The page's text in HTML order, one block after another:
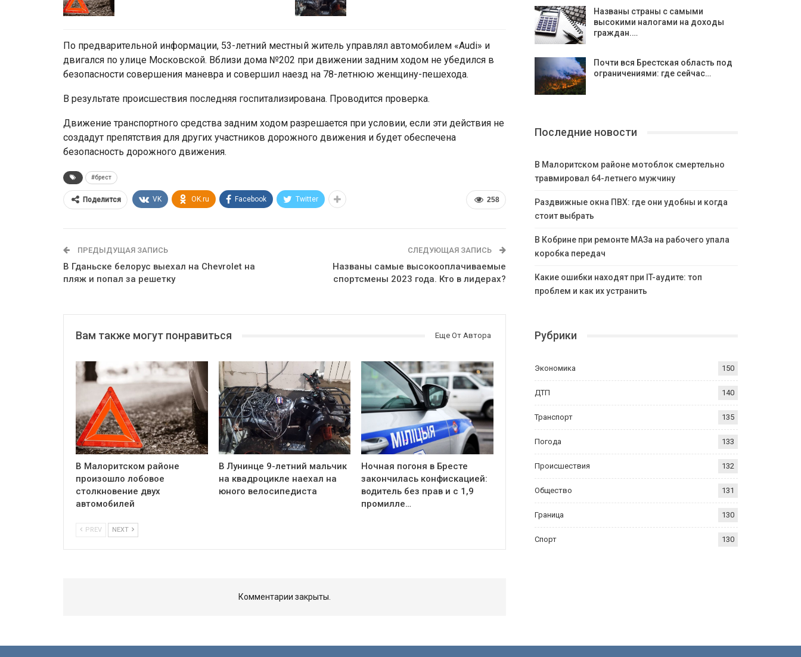
По предварительной информации, 53-летний местный житель управлял автомобилем «Audi» и
двигался по улице Московской. Вблизи дома №202 при движении задним ходом не убедился в
безопасности совершения маневра и совершил наезд на 78-летнюю женщину-пешехода.
В результате происшествия последняя госпитализирована. Проводится проверка.
Движение транспортного средства задним ходом разрешается при условии, если эти действия не
создадут препятствия для других участников дорожного движения и будет обеспечена
безопасность дорожного движения.
#брест
258
Поделится VK OK.ru Facebook Twitter
ПРЕДЫДУЩАЯ ЗАПИСЬ
В Гданьске белорус выехал на Chevrolet на
пляж и попал за решетку
СЛЕДУЮЩАЯ ЗАПИСЬ
Названы самые высокооплачиваемые
спортсмены 2023 года. Кто в лидерах?
Вам также могут понравиться Еще От Автора
В Малоритском районе
произошло лобовое
столкновение двух
автомобилей
В Лунинце 9-летний мальчик
на квадроцикле наехал на
юного велосипедиста
Ночная погоня в Бресте
закончилась конфискацией:
водитель без прав и с 1,9
промилле…
PREV NEXT
Комментарии закрыты.
Названы страны с самыми
высокими налогами на доходы
граждан.…
Почти вся Брестская область под
ограничениями: где сейчас…
Последние новости
В Малоритском районе мотоблок смертельно
травмировал 64-летнего мужчину
Раздвижные окна ПВХ: где они удобны и когда
стоит выбрать
В Кобрине при ремонте МАЗа на рабочего упала
коробка передач
Какие ошибки находят при IT-аудите: топ
проблем и как их устранить
Рубрики
Экономика 150
ДТП 140
Транспорт 135
Погода 133
Происшествия 132
Общество 131
Граница 130
Спорт 130